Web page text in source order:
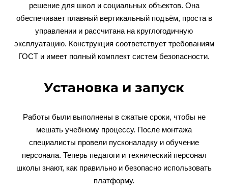
решение для школ и социальных объектов. Она
обеспечивает плавный вертикальный подъём, проста в
управлении и рассчитана на круглогодичную
эксплуатацию. Конструкция соответствует требованиям
ГОСТ и имеет полный комплект систем безопасности.
Установка и запуск
Работы были выполнены в сжатые сроки, чтобы не
мешать учебному процессу. После монтажа
специалисты провели пусконаладку и обучение
персонала. Теперь педагоги и технический персонал
школы знают, как правильно и безопасно использовать
платформу.